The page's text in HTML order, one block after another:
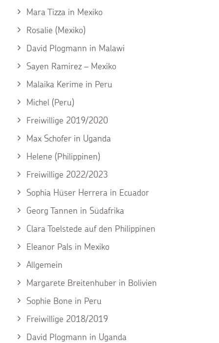
Mara Tizza in Mexiko
Rosalie (Mexiko)
David Plogmann in Malawi
Sayen Ramirez – Mexiko
Malaika Kerime in Peru
Michel (Peru)
Freiwillige 2019/2020
Max Schofer in Uganda
Helene (Philippinen)
Freiwillige 2022/2023
Sophia Hüser Herrera in Ecuador
Georg Tannen in Südafrika
Clara Toelstede auf den Philippinen
Eleanor Pals in Mexiko
Allgemein
Margarete Breitenhuber in Bolivien
Sophie Bone in Peru
Freiwillige 2018/2019
David Plogmann in Uganda